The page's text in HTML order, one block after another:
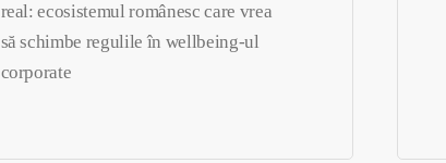
real: ecosistemul românesc care vrea
să schimbe regulile în wellbeing-ul
corporate